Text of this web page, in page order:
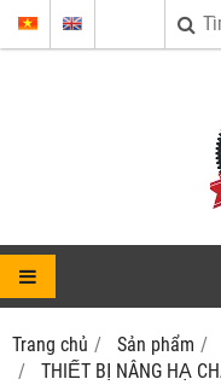
Trang chủ Sản phẩm
THIẾT BỊ NÂNG HẠ